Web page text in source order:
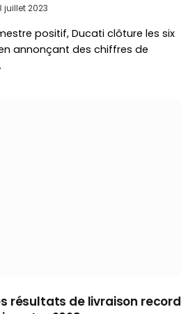
juillet 2023
positif, Ducati clôture les six
annonçant des chiffres de
résultats de livraison record